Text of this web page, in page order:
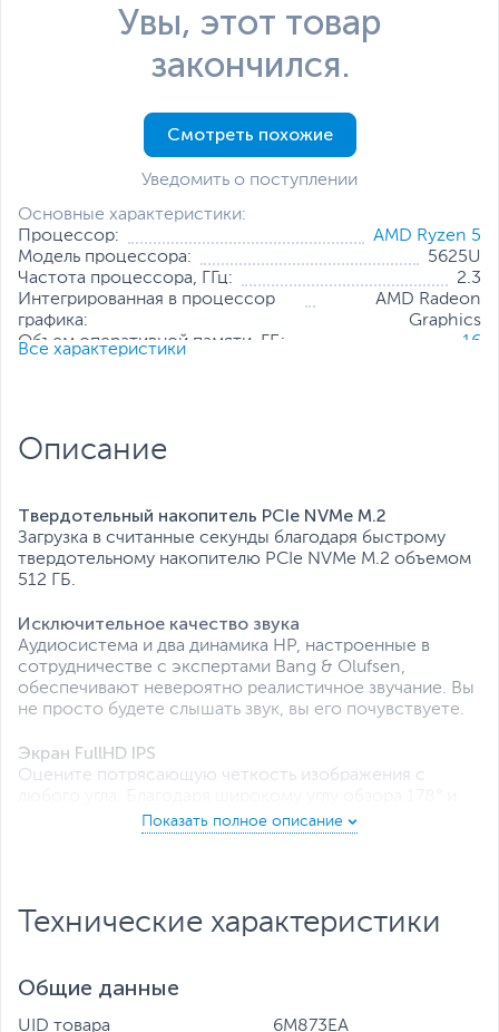
Основные характеристики:
Процессор:
AMD Ryzen 5
Модель процессора:
5625U
Частота процессора, ГГц:
2.3
Интегрированная в процессор
графика:
AMD Radeon
Graphics
Объем оперативной памяти, ГБ:
16
Диагональ экрана, дюйм:
Все характеристики
Все характеристики
Увы, этот товар
закончился.
Смотреть похожие
Уведомить о поступлении
Описание
Твердотельный накопитель PCIe NVMe M.2
Загрузка в считанные секунды благодаря быстрому
твердотельному накопителю PCIe NVMe M.2 объемом
512 ГБ.
Исключительное качество звука
Аудиосистема и два динамика HP, настроенные в
сотрудничестве с экспертами Bang & Olufsen,
обеспечивают невероятно реалистичное звучание. Вы
не просто будете слышать звук, вы его почувствуете.
Экран FullHD IPS
Оцените потрясающую четкость изображения с
высокому разрешению 1920 x 1080 изображение на
экране будет отлично выглядеть с любой стороны.
Технические характеристики
Общие данные
UID товара 6M873EA